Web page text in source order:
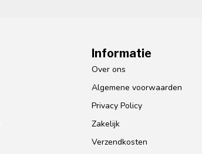
Informatie
Over ons
Algemene voorwaarden
Privacy Policy
Zakelijk
Verzendkosten